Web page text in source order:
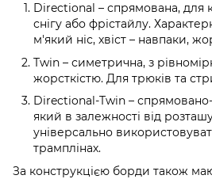
Directional – спрямована, для
снігу або фрістайлу.
м'який ніс, хвіст – навпаки,
Twin – симетрична, з
жорсткістю. Для трюків та
Directional-Twin –
який в залежності від
універсально
трамплінах.
За конструкцією борди також